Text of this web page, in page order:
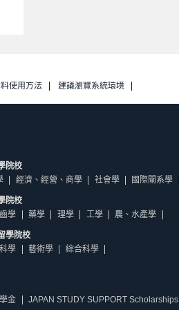
使用方法 建議瀏覽系統環境
院校
經濟、經營、商學 社會學 國際關系學
院校
學
藥學 理學 工學 農、水產學
學院校
學
藝術學 綜合科學
金 JAPAN STUDY SUPPORT Scholarships